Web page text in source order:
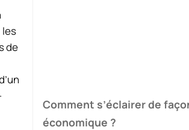
les
de
Comment s’éclairer de
économique ?